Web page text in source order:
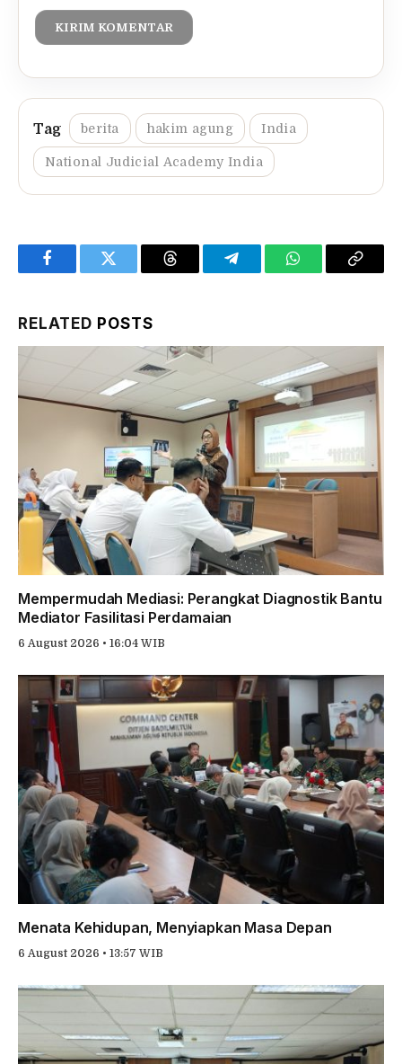
berita hakim agung India
National Judicial Academy India
FacebookTwitter Threads TelegramWhatsAppCopy
RELATED POSTS
Mempermudah Mediasi: Perangkat Diagnostik Bantu
Mediator Fasilitasi Perdamaian
6 August 2026 • 16:04 WIB
Menata Kehidupan, Menyiapkan Masa Depan
6 August 2026 • 13:57 WIB